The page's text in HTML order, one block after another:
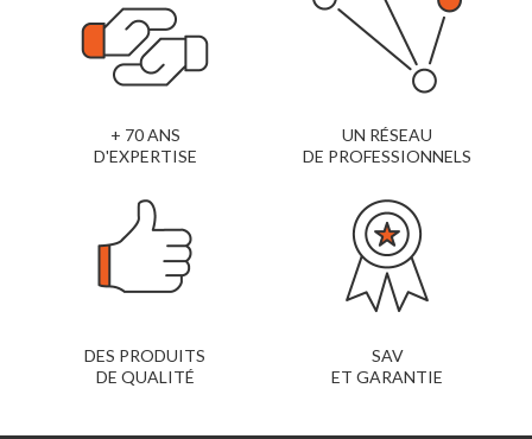
+ 70 ANS
D'EXPERTISE
UN RÉSEAU
DE PROFESSIONNELS
DES PRODUITS
DE QUALITÉ
SAV
ET GARANTIE